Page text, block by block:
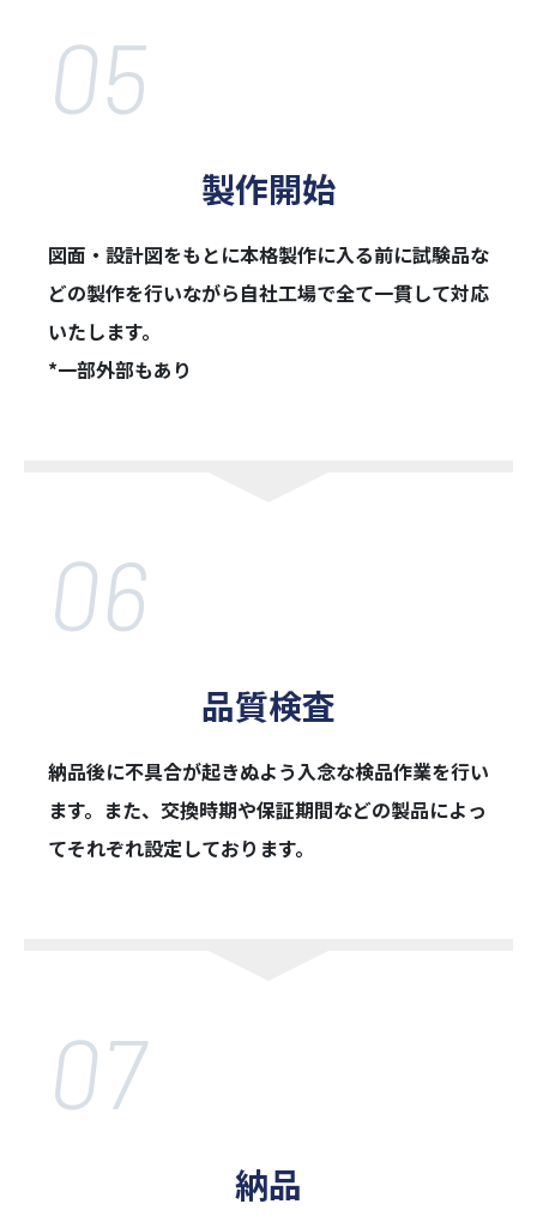
製作開始
図面・設計図をもとに本格製作に入る前に試験品な
どの製作を行いながら自社工場で全て一貫して対応
いたします。
*一部外部もあり
05
品質検査
納品後に不具合が起きぬよう入念な検品作業を行い
ます。また、交換時期や保証期間などの製品によっ
てそれぞれ設定しております。
06
納品
07